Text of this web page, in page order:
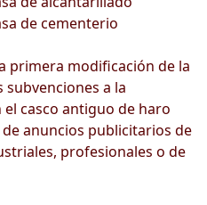
de cementerio
primera modificación de la
a la
casco antiguo de haro
anuncios publicitarios de
profesionales o de